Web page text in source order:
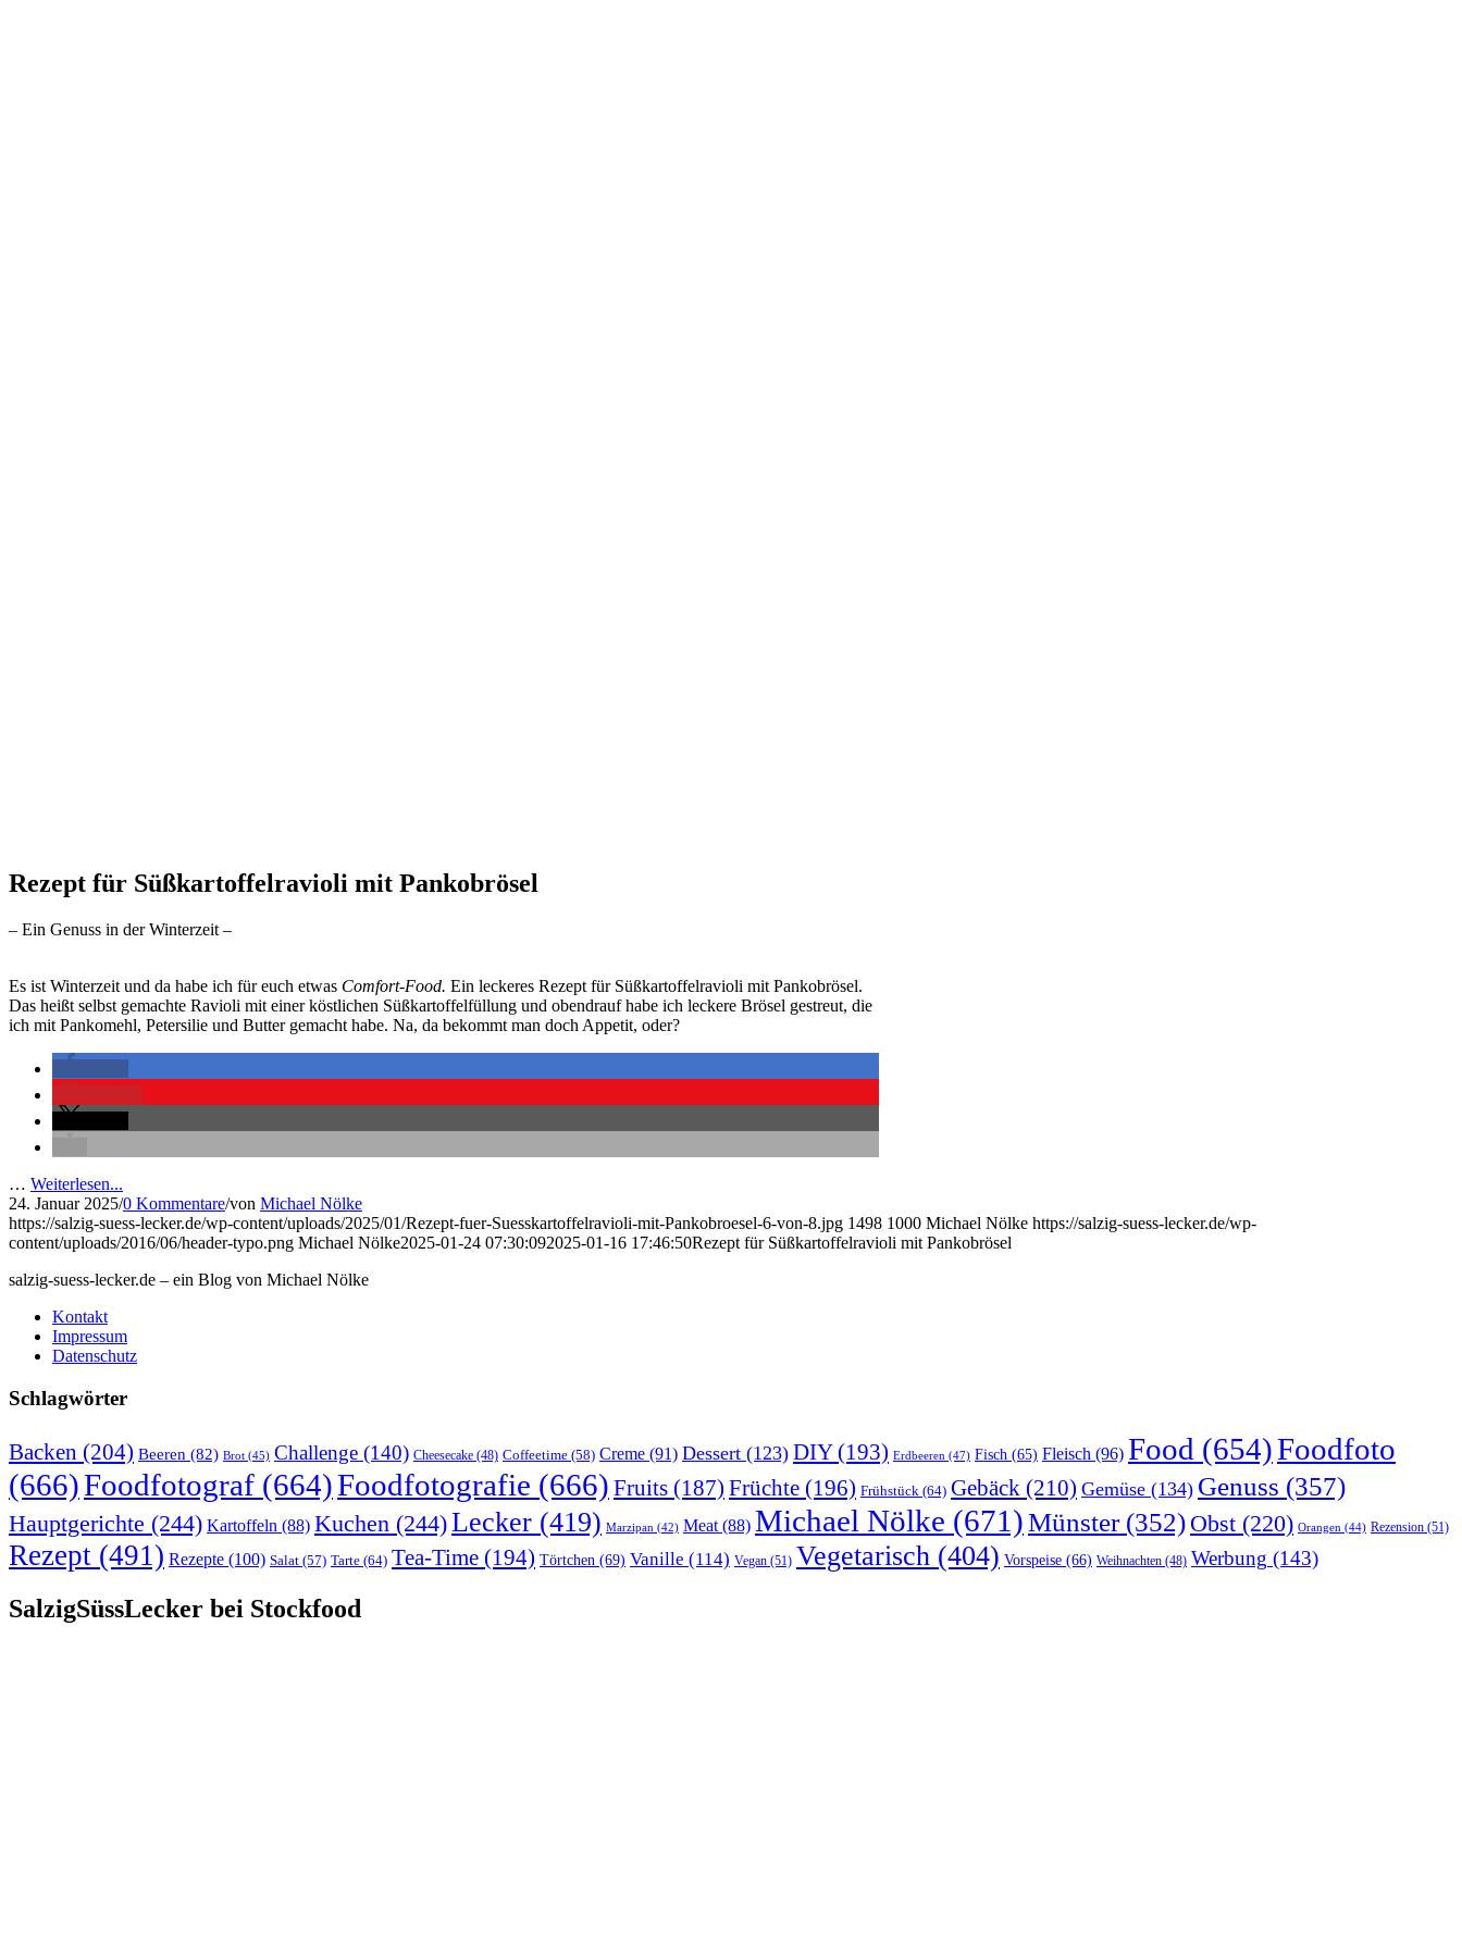
Rezept für Süßkartoffelravioli mit Pankobrösel
– Ein Genuss in der Winterzeit –
Es ist Winterzeit und da habe ich für euch etwas Comfort-Food. Ein leckeres Rezept für Süßkartoffelravioli mit Pankobrösel.
Das heißt selbst gemachte Ravioli mit einer köstlichen Süßkartoffelfüllung und obendrauf habe ich leckere Brösel gestreut, die
ich mit Pankomehl, Petersilie und Butter gemacht habe. Na, da bekommt man doch Appetit, oder?
… Weiterlesen...
24. Januar 2025/0 Kommentare/von Michael Nölke
https://salzig-suess-lecker.de/wp-content/uploads/2025/01/Rezept-fuer-Suesskartoffelravioli-mit-Pankobroesel-6-von-8.jpg 1498 1000 Michael Nölke https://salzig-suess-lecker.de/wp-
content/uploads/2016/06/header-typo.png Michael Nölke2025-01-24 07:30:092025-01-16 17:46:50Rezept für Süßkartoffelravioli mit Pankobrösel
salzig-suess-lecker.de – ein Blog von Michael Nölke
Kontakt
Impressum
Datenschutz
Schlagwörter
Backen (204) Beeren (82) Brot (45) Challenge (140) Cheesecake (48) Coffeetime (58) Creme (91) Dessert (123) DIY(193) Erdbeeren (47) Fisch (65) Fleisch (96) Food (654)Foodfoto
(666)Foodfotograf (664)Foodfotografie (666) Fruits (187) Früchte (196) Frühstück (64) Gebäck (210) Gemüse (134) Genuss (357)
Hauptgerichte (244) Kartoffeln (88) Kuchen (244)Lecker (419) Marzipan (42) Meat (88) Michael Nölke (671)Münster(352) Obst (220) Orangen (44) Rezension (51)
Rezept (491) Rezepte (100) Salat (57) Tarte (64) Tea-Time (194) Törtchen (69) Vanille (114) Vegan (51) Vegetarisch (404) Vorspeise (66) Weihnachten (48) Werbung (143)
SalzigSüssLecker bei Stockfood